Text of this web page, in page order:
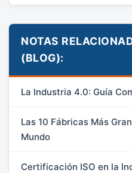
NOTAS
(BLOG):
La Industria 4.0: Guía
Las 10 Fábricas Más
Mundo
Certificación ISO en la